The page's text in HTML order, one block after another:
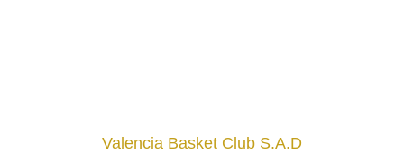
Valencia Basket Club S.A.D